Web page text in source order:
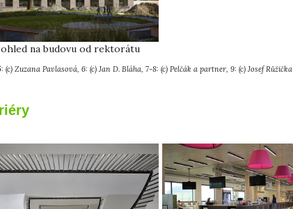
na budovu od rektorátu
(c) Zuzana Pavlasová, 6: (c) Jan D. Bláha, 7-8: (c) Pelčák a partner, 9: (c) Josef Růžička